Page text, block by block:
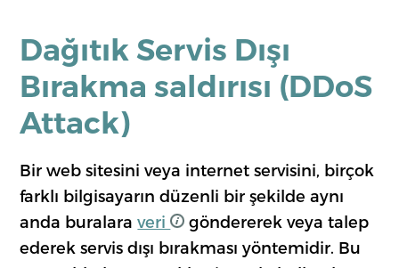
Dağıtık Servis Dışı
Bırakma saldırısı (DDoS
Attack)
Bir web sitesini veya internet servisini, birçok
farklı bilgisayarın düzenli bir şekilde aynı
anda buralaraveri
göndererek veya talep
ederek servis dışı bırakması yöntemidir. Bu